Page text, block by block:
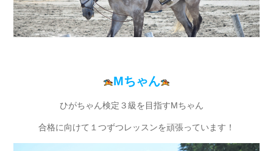
Mちゃん
ひがちゃん検定３級を目指すMちゃん
合格に向けて１つずつレッスンを頑張っています！